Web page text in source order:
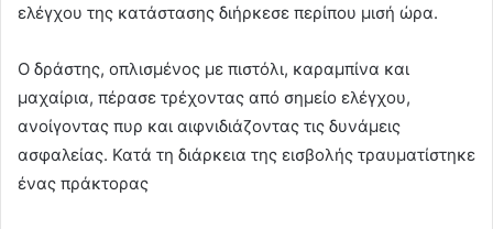
ελέγχου της κατάστασης διήρκεσε περίπου μισή ώρα.
Ο δράστης, οπλισμένος με πιστόλι, καραμπίνα και
μαχαίρια, πέρασε τρέχοντας από σημείο ελέγχου,
ανοίγοντας πυρ και αιφνιδιάζοντας τις δυνάμεις
ασφαλείας. Κατά τη διάρκεια της εισβολής τραυματίστηκε
ένας πράκτορας